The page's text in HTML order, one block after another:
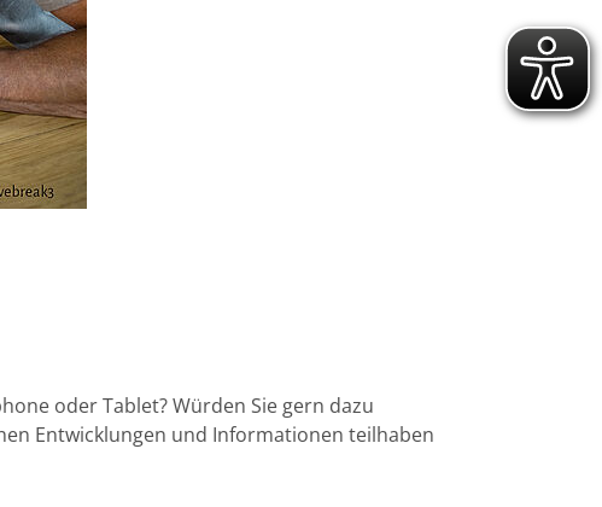
oder Tablet? Würden Sie gern dazu
Entwicklungen und Informationen teilhaben